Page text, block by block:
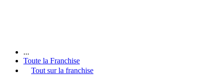
...
Toute la Franchise
Tout sur la franchise